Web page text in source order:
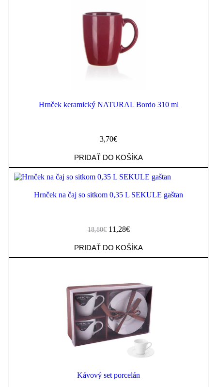
Hrnček keramický NATURAL Bordo 310 ml
3,70€
PRIDAŤ DO KOŠÍKA
Hrnček na čaj so sitkom 0,35 L SEKULE gaštan
18,80€ 11,28€
PRIDAŤ DO KOŠÍKA
Kávový set porcelán